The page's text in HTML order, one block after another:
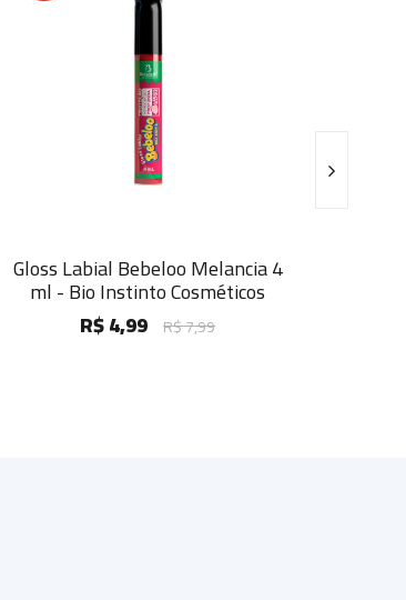
Gloss Labial Bebeloo Melancia 4
ml - Bio Instinto Cosméticos
R$ 4,99 R$ 7,99